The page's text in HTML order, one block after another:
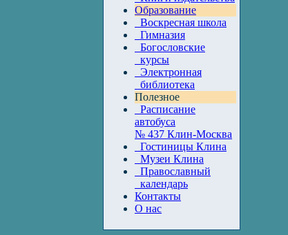
Образование
Воскресная школа
Гимназия
Богословские
курсы
Электронная
библиотека
Полезное
Расписание
автобуса
№ 437 Клин-Москва
Гостиницы Клина
Музеи Клина
Православный
календарь
Контакты
О нас